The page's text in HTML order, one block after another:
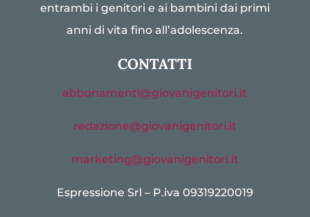
entrambi i genitori e ai bambini dai primi
anni di vita fino all’adolescenza.
CONTATTI
abbonamenti@giovanigenitori.it
redazione@giovanigenitori.it
marketing@giovanigenitori.it
Espressione Srl – P.iva 09319220019